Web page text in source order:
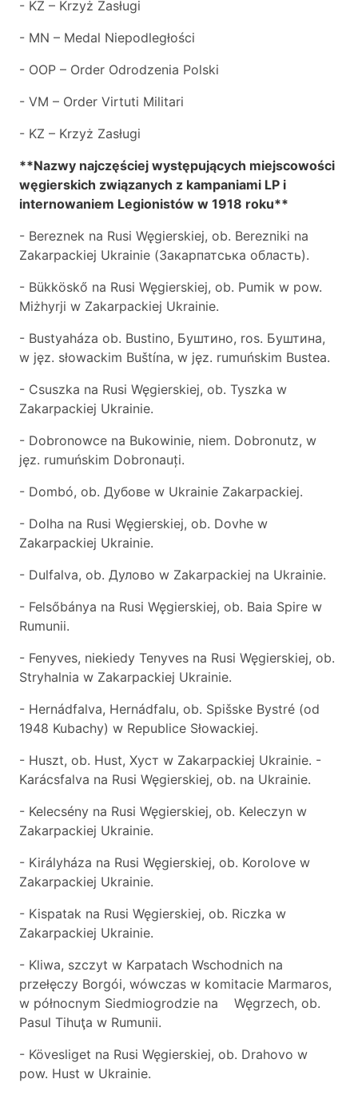
- KZ – Krzyż Zasługi
- MN – Medal Niepodległości
- OOP – Order Odrodzenia Polski
- VM – Order Virtuti Militari
- KZ – Krzyż Zasługi
**Nazwy najczęściej występujących miejscowości
węgierskich związanych z kampaniami LP i
internowaniem Legionistów w 1918 roku**
- Bereznek na Rusi Węgierskiej, ob. Berezniki na
Zakarpackiej Ukrainie (Закарпатська область).
- Bükköskő na Rusi Węgierskiej, ob. Pumik w pow.
Miżhyrji w Zakarpackiej Ukrainie.
- Bustyaháza ob. Bustino, Буштинo, ros. Буштинa,
w jęz. słowackim Buštína, w jęz. rumuńskim Bustea.
- Csuszka na Rusi Węgierskiej, ob. Tyszka w
Zakarpackiej Ukrainie.
- Dobronowce na Bukowinie, niem. Dobronutz, w
jęz. rumuńskim Dobronauți.
- Dombó, ob. Дубове w Ukrainie Zakarpackiej.
- Dolha na Rusi Węgierskiej, ob. Dovhe w
Zakarpackiej Ukrainie.
- Dulfalva, ob. Дулово w Zakarpackiej na Ukrainie.
- Felsőbánya na Rusi Węgierskiej, ob. Baia Spire w
Rumunii.
- Fenyves, niekiedy Tenyves na Rusi Węgierskiej, ob.
Stryhalnia w Zakarpackiej Ukrainie.
- Hernádfalva, Hernádfalu, ob. Spišske Bystré (od
1948 Kubachy) w Republice Słowackiej.
- Huszt, ob. Hust, Хуст w Zakarpackiej Ukrainie. -
Karácsfalva na Rusi Węgierskiej, ob. na Ukrainie.
- Kelecsény na Rusi Węgierskiej, ob. Keleczyn w
Zakarpackiej Ukrainie.
- Királyháza na Rusi Węgierskiej, ob. Korolove w
Zakarpackiej Ukrainie.
- Kispatak na Rusi Węgierskiej, ob. Riczka w
Zakarpackiej Ukrainie.
- Kliwa, szczyt w Karpatach Wschodnich na
przełęczy Borgói, wówczas w komitacie Marmaros,
w północnym Siedmiogrodzie na Węgrzech, ob.
Pasul Tihuţa w Rumunii.
- Kövesliget na Rusi Węgierskiej, ob. Drahovo w
pow. Hust w Ukrainie.